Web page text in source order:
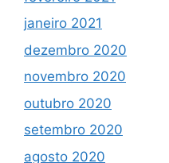
janeiro 2021
dezembro 2020
novembro 2020
outubro 2020
setembro 2020
agosto 2020